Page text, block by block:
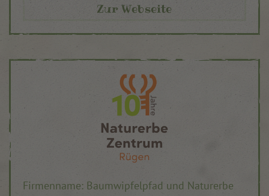
Zur Webseite
Firmenname: Baumwipfelpfad und Naturerbe